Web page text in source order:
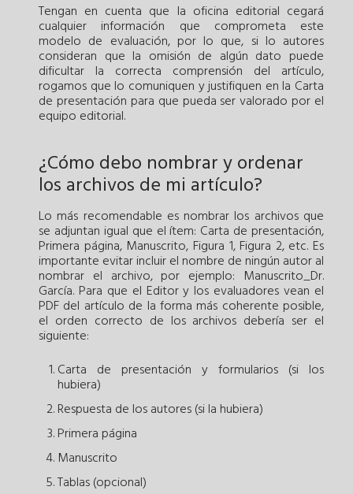
Tengan en cuenta que la oficina editorial cegará
cualquier información que comprometa este
modelo de evaluación, por lo que, si lo autores
consideran que la omisión de algún dato puede
dificultar la correcta comprensión del artículo,
rogamos que lo comuniquen y justifiquen en la Carta
de presentación para que pueda ser valorado por el
equipo editorial.
¿Cómo debo nombrar y ordenar
los archivos de mi artículo?
Lo más recomendable es nombrar los archivos que
se adjuntan igual que el ítem: Carta de presentación,
Primera página, Manuscrito, Figura 1, Figura 2, etc. Es
importante evitar incluir el nombre de ningún autor al
nombrar el archivo, por ejemplo: Manuscrito_Dr.
García. Para que el Editor y los evaluadores vean el
PDF del artículo de la forma más coherente posible,
el orden correcto de los archivos debería ser el
siguiente:
Carta de presentación y formularios (si los
hubiera)
Respuesta de los autores (si la hubiera)
Primera página
Manuscrito
Tablas (opcional)